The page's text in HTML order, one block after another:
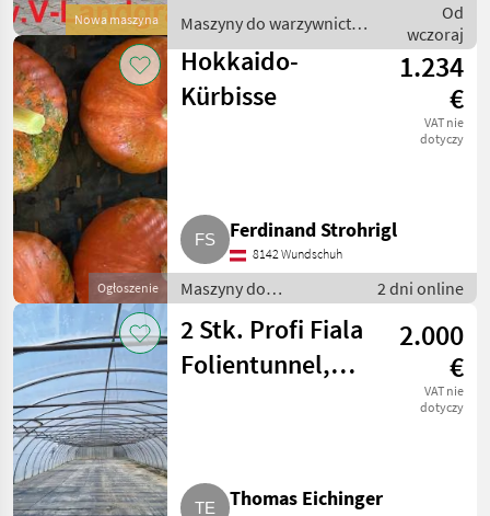
Nowa maszyna
Formungsbleche (für die
Bearbeitung von Dämmen
nac
Maszyny do warzywnictwa
/ Unia
Od
wczoraj
Ogłoszenie
Hokkaido-
Kürbisse
1.234
€
VAT nie
dotyczy
Ferdinand Strohrigl
8142 Wundschuh
Maszyny do
warzywnictwa / Inne
maszyny do
warzywnictwa
2 dni online
2 Stk. Profi Fiala
Folientunnel,
2.000
€
VAT nie
dotyczy
Thomas Eichinger